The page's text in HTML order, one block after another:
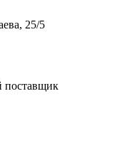
25/5
поставщик